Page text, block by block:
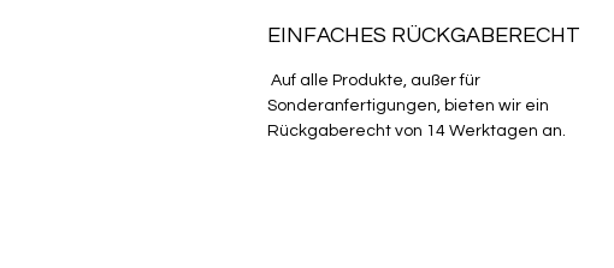
EINFACHES RÜCKGABERECHT
Auf alle Produkte, außer für
Sonderanfertigungen, bieten wir ein
Rückgaberecht von 14 Werktagen an.